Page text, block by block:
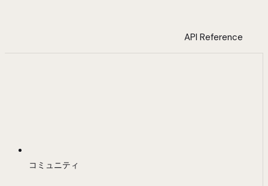
API Reference
コミュニティ